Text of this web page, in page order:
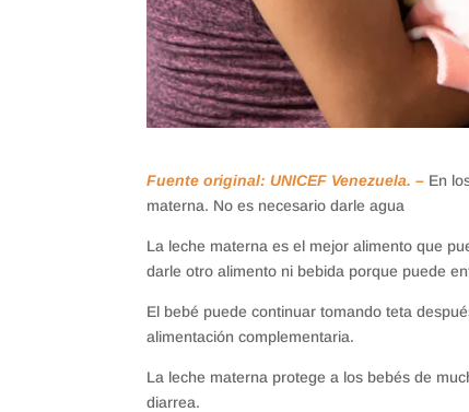
Fuente original: UNICEF Venezuela. – En
materna. No es necesario darle agua
La leche materna es el mejor alimento que
darle otro alimento ni bebida porque puede
El bebé puede continuar tomando teta
alimentación complementaria.
La leche materna protege a los bebés de
diarrea.